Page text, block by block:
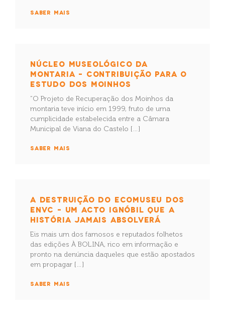
SABER MAIS
NÚCLEO MUSEOLÓGICO DA
MONTARIA – CONTRIBUIÇÃO PARA O
ESTUDO DOS MOINHOS
“O Projeto de Recuperação dos Moinhos da
montaria teve início em 1999, fruto de uma
cumplicidade estabelecida entre a Câmara
Municipal de Viana do Castelo […]
SABER MAIS
A DESTRUIÇÃO DO ECOMUSEU DOS
ENVC – UM ACTO IGNÓBIL QUE A
HISTÓRIA JAMAIS ABSOLVERÁ
Eis mais um dos famosos e reputados folhetos
das edições À BOLINA, rico em informação e
pronto na denúncia daqueles que estão apostados
em propagar […]
SABER MAIS